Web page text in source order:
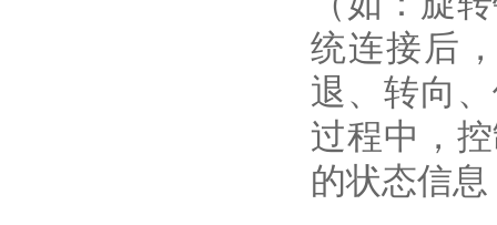
统连接后
退、转向
过程中，
的状态信